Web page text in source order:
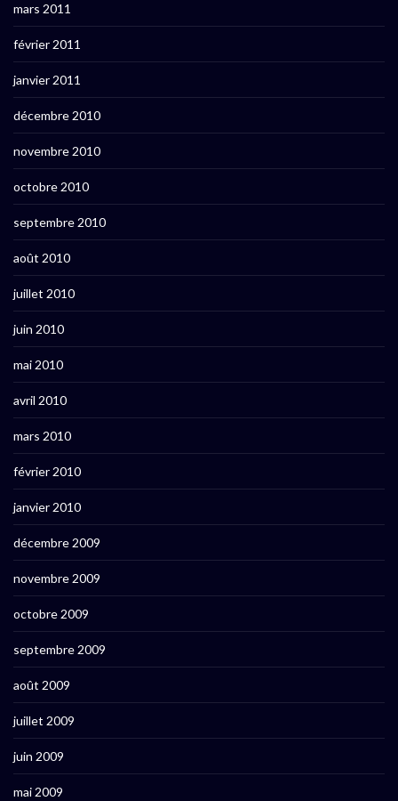
mars 2011
février 2011
janvier 2011
décembre 2010
novembre 2010
octobre 2010
septembre 2010
août 2010
juillet 2010
juin 2010
mai 2010
avril 2010
mars 2010
février 2010
janvier 2010
décembre 2009
novembre 2009
octobre 2009
septembre 2009
août 2009
juillet 2009
juin 2009
mai 2009